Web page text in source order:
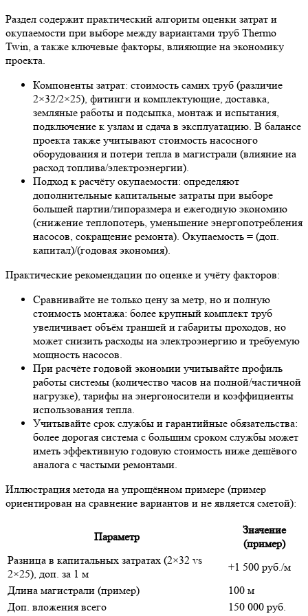
Раздел содержит практический алгоритм оценки затрат и
окупаемости при выборе между вариантами труб Thermo
Twin, а также ключевые факторы, влияющие на экономику
проекта.
Компоненты затрат: стоимость самих труб (различие
2×32/2×25), фитинги и комплектующие, доставка,
земляные работы и подсыпка, монтаж и испытания,
подключение к узлам и сдача в эксплуатацию. В балансе
проекта также учитывают стоимость насосного
оборудования и потери тепла в магистрали (влияние на
расход топлива/электроэнергии).
Подход к расчёту окупаемости: определяют
дополнительные капитальные затраты при выборе
большей партии/типоразмера и ежегодную экономию
(снижение теплопотерь, уменьшение энергопотребления
насосов, сокращение ремонта). Окупаемость = (доп.
капитал)/(годовая экономия).
Практические рекомендации по оценке и учёту факторов:
Сравнивайте не только цену за метр, но и полную
стоимость монтажа: более крупный комплект труб
увеличивает объём траншей и габариты проходов, но
может снизить расходы на электроэнергию и требуемую
мощность насосов.
При расчёте годовой экономии учитывайте профиль
работы системы (количество часов на полной/частичной
нагрузке), тарифы на энергоносители и коэффициенты
использования тепла.
Учитывайте срок службы и гарантийные обязательства:
более дорогая система с большим сроком службы может
иметь эффективную годовую стоимость ниже дешёвого
аналога с частыми ремонтами.
Иллюстрация метода на упрощённом примере (пример
ориентирован на сравнение вариантов и не является сметой):
Параметр
Значение
(пример)
Разница в капитальных затратах (2×32 vs
2×25), доп. за 1 м
+1 500 руб./м
Длина магистрали (пример)
100 м
Доп. вложения всего
150 000 руб.